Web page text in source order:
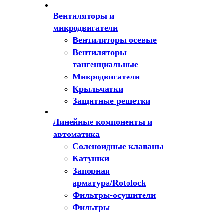
Вентиляторы и
микродвигатели
Вентиляторы осевые
Вентиляторы
тангенциальные
Микродвигатели
Крыльчатки
Защитные решетки
Линейные компоненты и
автоматика
Соленоидные клапаны
Катушки
Запорная
арматура/Rotolock
Фильтры-осушители
Фильтры